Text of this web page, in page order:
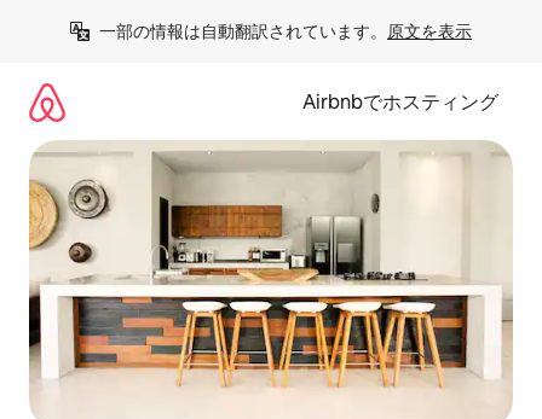
一部の情報は自動翻訳されています。 原文を表示
Airbnbでホスティング